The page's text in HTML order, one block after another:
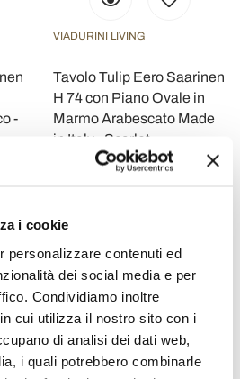
i cookie
personalizzare contenuti ed
dei social media e per
Condividiamo inoltre
cui utilizza il nostro sito con i
di analisi dei dati web,
i quali potrebbero combinarle
-
VIADURINI LIVING
Tavolo Tulip Eero Saarinen
H 74 con Piano Ovale in
Marmo Arabescato Made
in Italy - Scarlet
€ 1.948,00 € 2.435,00 - 20%